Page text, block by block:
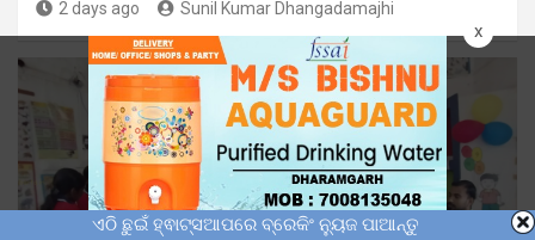
x
2 days ago Sunil Kumar Dhangadamajhi
ଏଠି ଛୁଇଁ ହ୍ଵାଟ୍ସଆପରେ ବ୍ରେକିଂ ନ୍ୟୁଜ ପାଆନ୍ତୁ